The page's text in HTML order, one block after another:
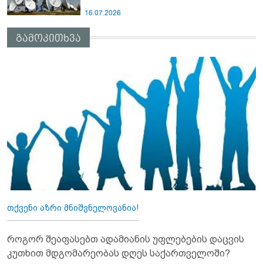
16.07.2026
გამოკითხვა
თქვენი აზრი მნიშვნელოვანია!
როგორ შეაფასებთ ადამიანის უფლებების დაცვის
კუთხით მდგომარეობას დღეს საქართველოში?